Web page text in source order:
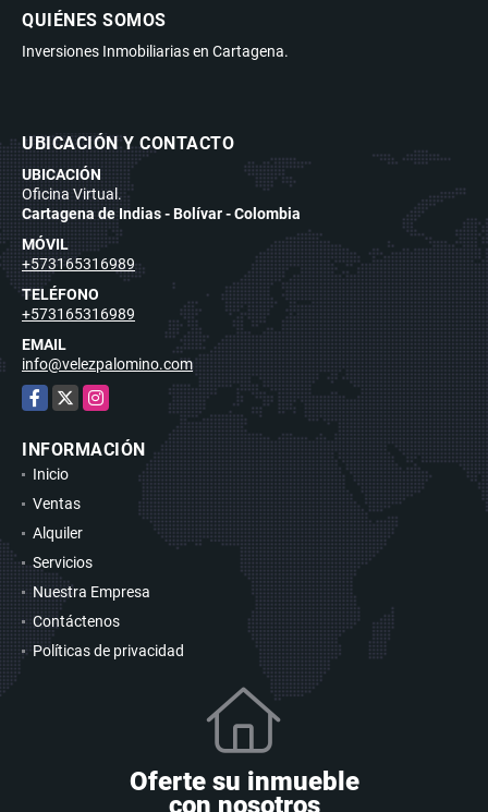
QUIÉNES SOMOS
Inversiones Inmobiliarias en Cartagena.
UBICACIÓN Y CONTACTO
UBICACIÓN
Oficina Virtual.
Cartagena de Indias - Bolívar - Colombia
MÓVIL
+573165316989
TELÉFONO
+573165316989
EMAIL
info@velezpalomino.com
Facebook
X Instagram
INFORMACIÓN
Inicio
Ventas
Alquiler
Servicios
Nuestra Empresa
Contáctenos
Políticas de privacidad
Oferte su inmueble
con nosotros